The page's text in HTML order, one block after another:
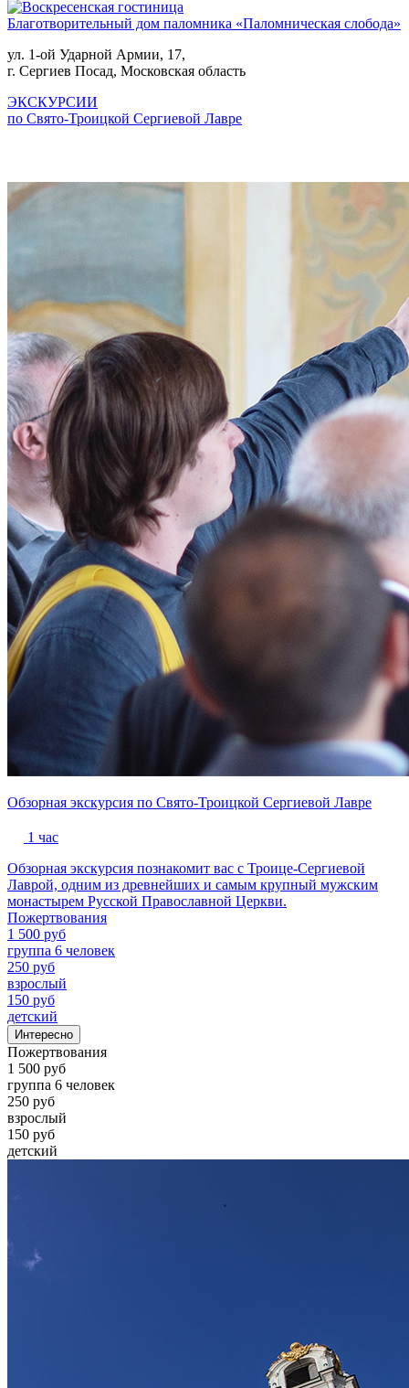
Благотворительный дом паломника «Паломническая слобода»
ул. 1-ой Ударной Армии, 17,
г. Сергиев Посад, Московская область
ЭКСКУРСИИ
по Свято-Троицкой Сергиевой Лавре
Обзорная экскурсия по Свято-Троицкой Сергиевой Лавре
1 час
Обзорная экскурсия познакомит вас с Троице-Сергиевой
Лаврой, одним из древнейших и самым крупный мужским
монастырем Русской Православной Церкви.
Пожертвования
1 500 руб
группа 6 человек
250 руб
взрослый
150 руб
детский
Интересно
Пожертвования
1 500 руб
группа 6 человек
250 руб
взрослый
150 руб
детский